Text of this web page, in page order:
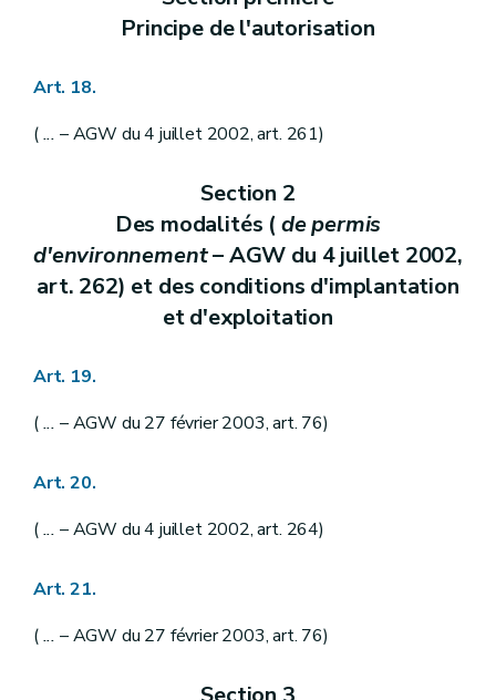
Principe de l'autorisation
Art. 18.
(... – AGW du 4 juillet 2002, art. 261)
Section 2
Des modalités (de permis
d'environnement– AGW du 4 juillet 2002,
art. 262) et des conditions d'implantation
et d'exploitation
Art. 19.
(... – AGW du 27 février 2003, art. 76)
Art. 20.
(... – AGW du 4 juillet 2002, art. 264)
Art. 21.
(... – AGW du 27 février 2003, art. 76)